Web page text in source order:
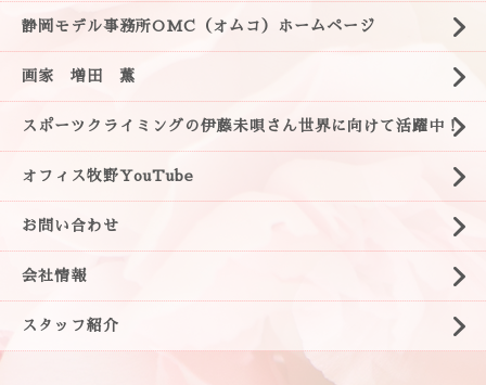
静岡モデル事務所OMC（オムコ）ホームページ
画家 増田 薫
スポーツクライミングの伊藤未唄さん世界に向けて活躍中！
オフィス牧野YouTube
お問い合わせ
会社情報
スタッフ紹介